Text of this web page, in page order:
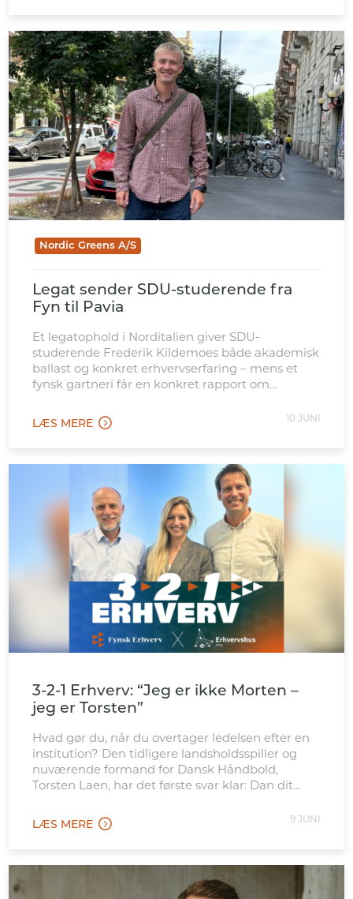
Nordic Greens A/S
Legat sender SDU-studerende fra
Fyn til Pavia
Et legatophold i Norditalien giver SDU-
studerende Frederik Kildemoes både akademisk
ballast og konkret erhvervserfaring – mens et
fynsk gartneri får en konkret rapport om
LÆS MERE 10 JUNI
3-2-1 Erhverv: “Jeg er ikke Morten –
jeg er Torsten”
Hvad gør du, når du overtager ledelsen efter en
institution? Den tidligere landsholdsspiller og
nuværende formand for Dansk Håndbold,
Torsten Laen, har det første svar klar: Dan dit
LÆS MERE 9 JUNI